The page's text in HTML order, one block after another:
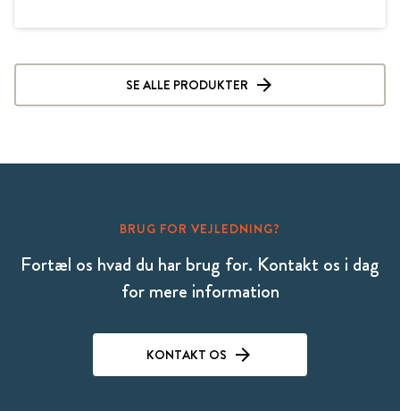
SE ALLE PRODUKTER
BRUG FOR VEJLEDNING?
Fortæl os hvad du har brug for. Kontakt os i dag
for mere information
KONTAKT OS